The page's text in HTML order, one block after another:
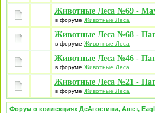
Животные Леса №69 -
в форуме Животные Леса
Животные Леса №68 -
в форуме Животные Леса
Животные Леса №46 -
в форуме Животные Леса
Животные Леса №21 -
в форуме Животные Леса
Форум о коллекциях ДеАгостини, Ашет,